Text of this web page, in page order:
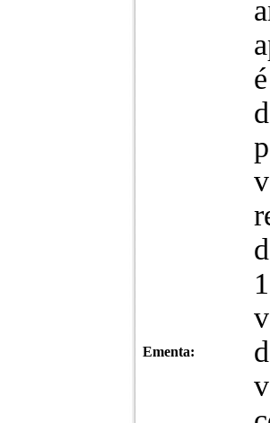
Ementa: